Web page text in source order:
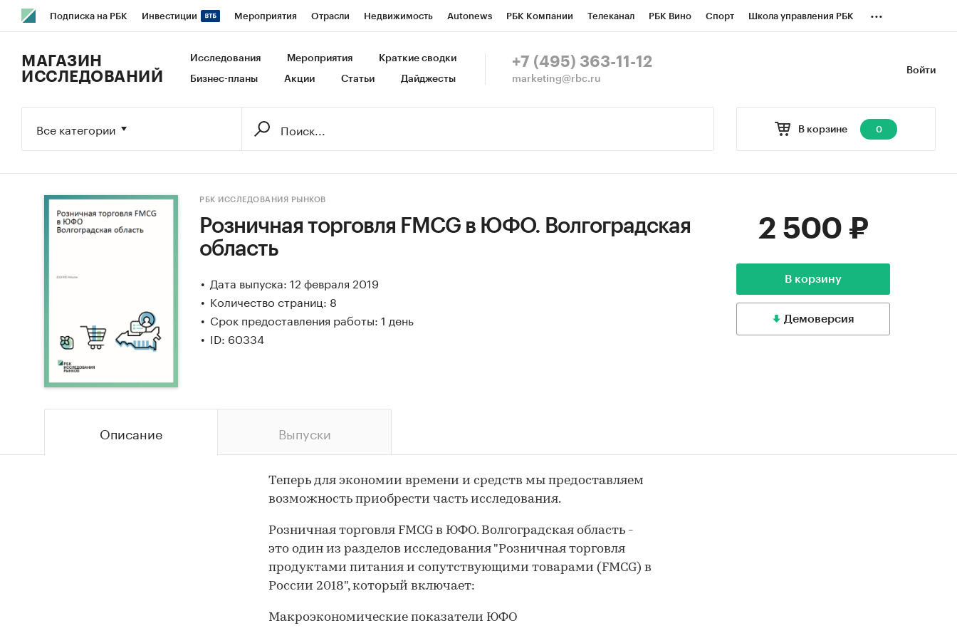
Подписка на РБК Инвестиции Мероприятия Отрасли Недвижимость Autonews РБК Компании Телеканал РБК Вино Спорт Школа управления РБК
Исследования Кредитные рейтинги Франшизы Газета Спецпроекты СПб Конференции СПб Спецпроекты
...
Войти
МАГАЗИН
ИССЛЕДОВАНИЙ
Исследования Мероприятия Краткие сводки
Бизнес-планы Акции Статьи Дайджесты
+7 (495) 363-11-12
marketing@rbc.ru
В корзине 0
Все категории
РБК ИССЛЕДОВАНИЯ РЫНКОВ
Розничная торговля FMCG в ЮФО. Волгоградская
область
Дата выпуска: 12 февраля 2019
Количество страниц: 8
Срок предоставления работы: 1 день
ID: 60334
2 500 ₽
В корзину
Демоверсия
Описание Выпуски
Теперь для экономии времени и средств мы предоставляем
возможность приобрести часть исследования.
Розничная торговля FMCG в ЮФО. Волгоградская область -
это один из разделов исследования "Розничная торговля
продуктами питания и сопутствующими товарами (FMCG) в
России 2018", который включает:
Макроэкономические показатели ЮФО